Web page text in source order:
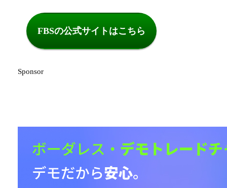
FBSの公式サイトはこちら
Sponsor